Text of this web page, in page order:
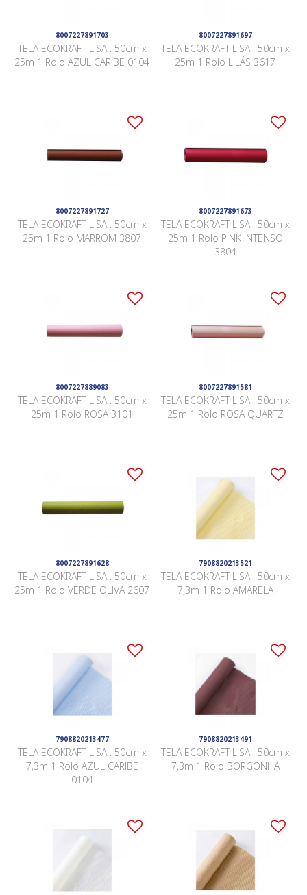
8007227891703
TELA ECOKRAFT LISA . 50cm x
25m 1 Rolo AZUL CARIBE 0104
8007227891697
TELA ECOKRAFT LISA . 50cm x
25m 1 Rolo LILÁS 3617
8007227891727
TELA ECOKRAFT LISA . 50cm x
25m 1 Rolo MARROM 3807
8007227891673
TELA ECOKRAFT LISA . 50cm x
25m 1 Rolo PINK INTENSO
3804
8007227889083
TELA ECOKRAFT LISA . 50cm x
25m 1 Rolo ROSA 3101
8007227891581
TELA ECOKRAFT LISA . 50cm x
25m 1 Rolo ROSA QUARTZ
8007227891628
TELA ECOKRAFT LISA . 50cm x
25m 1 Rolo VERDE OLIVA 2607
7908820213521
TELA ECOKRAFT LISA . 50cm x
7,3m 1 Rolo AMARELA
7908820213477
TELA ECOKRAFT LISA . 50cm x
7,3m 1 Rolo AZUL CARIBE
0104
7908820213491
TELA ECOKRAFT LISA . 50cm x
7,3m 1 Rolo BORGONHA